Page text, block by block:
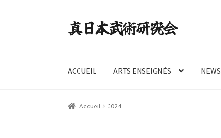
Aller
à
Aller
au
ACCUEIL ARTS ENSEIGNÉS NEWS
Accueil 2024